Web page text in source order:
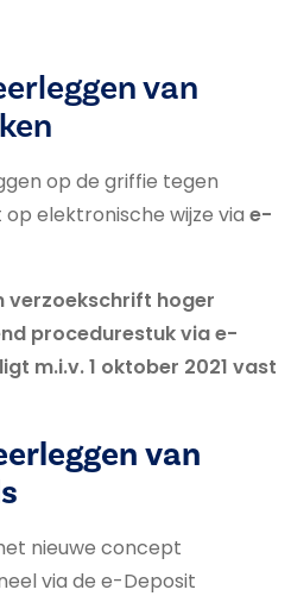
van
op de griffie tegen
elektronische wijze via e-
verzoekschrift hoger
procedurestuk via e-
m.i.v. 1 oktober 2021 vast
van
nieuwe concept
via de e-Deposit